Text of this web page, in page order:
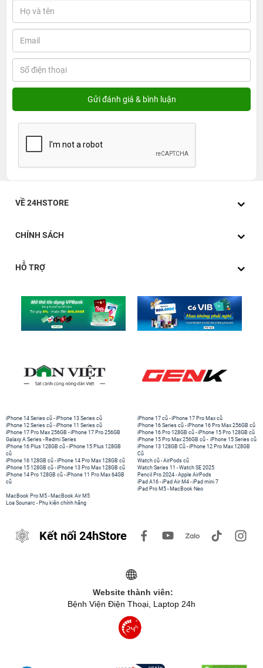
VỀ 24HSTORE
CHÍNH SÁCH
HỖ TRỢ
iPhone 14 Series cũ -iPhone 13 Series cũ
iPhone 12 Series cũ -iPhone 11 Series cũ
iPhone 17 Pro Max 256GB -iPhone 17 Pro 256GB
Galaxy A Series - Redmi Series
iPhone 17 cũ -iPhone 17 Pro Max cũ
iPhone 16 Series cũ - iPhone 16 Pro Max 256GB cũ
iPhone 16 Pro 128GB cũ -iPhone 15 Pro 128GB cũ
iPhone 15 Pro Max 256GB cũ - iPhone 15 Series cũ
iPhone 16 Plus 128GB cũ -iPhone 15 Plus 128GB
cũ
iPhone 16 128GB cũ -iPhone 14 Pro Max 128GB cũ
iPhone 15 128GB cũ -iPhone 13 Pro Max 128GB cũ
iPhone 14 Pro 128GB cũ -iPhone 11 Pro Max 64GB
cũ
iPhone 13 128GB Cũ -iPhone 12 Pro Max 128GB
Cũ
Watch cũ -AirPods cũ
Watch Series 11 -Watch SE 2025
Pencil Pro 2024 -Apple AirPods
iPad A16 -iPad Air M4 -iPad mini 7
iPad Pro M5 - MacBook Neo
MacBook Pro M5 - MacBook Air M5
Loa Sounarc - Phụ kiện chính hãng
Kết nối 24hStore
Website thành viên:
Bệnh Viện Điện Thoại, Laptop 24h